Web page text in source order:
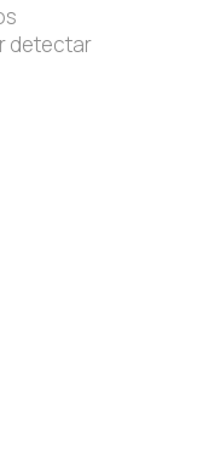
detectar